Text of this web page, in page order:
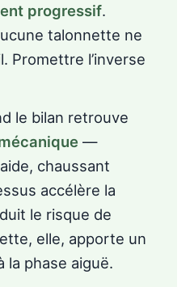
progressif.
talonnette ne
Promettre l’inverse
le bilan retrouve
—
chaussant
accélère la
le risque de
elle, apporte un
la phase aiguë.